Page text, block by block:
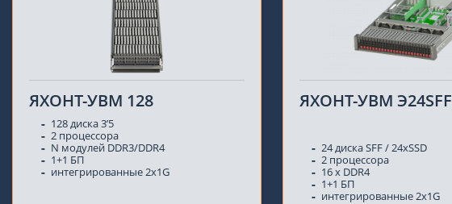
ЯХОНТ-УВМ 128
128 диска 3’5
2 процессора
N модулей DDR3/DDR4
1+1 БП
интегрированные 2x1G
ЯХОНТ-УВМ Э24SFF
24 диска SFF / 24xSSD
2 процессора
16 x DDR4
1+1 БП
интегрированные 2x1G